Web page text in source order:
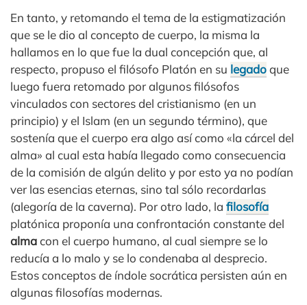
En tanto, y retomando el tema de la estigmatización
que se le dio al concepto de cuerpo, la misma la
hallamos en lo que fue la dual concepción que, al
respecto, propuso el filósofo Platón en su legadoque
luego fuera retomado por algunos filósofos
vinculados con sectores del cristianismo (en un
principio) y el Islam (en un segundo término), que
sostenía que el cuerpo era algo así como «la cárcel del
alma» al cual esta había llegado como consecuencia
de la comisión de algún delito y por esto ya no podían
ver las esencias eternas, sino tal sólo recordarlas
(alegoría de la caverna). Por otro lado, la filosofía
platónica proponía una confrontación constante del
almacon el cuerpo humano, al cual siempre se lo
reducía a lo malo y se lo condenaba al desprecio.
Estos conceptos de índole socrática persisten aún en
algunas filosofías modernas.